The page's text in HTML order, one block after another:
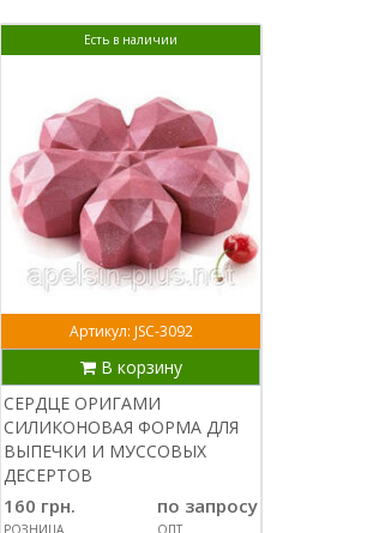
Есть в наличии
Артикул: JSC-3092
В корзину
СЕРДЦЕ ОРИГАМИ
СИЛИКОНОВАЯ ФОРМА ДЛЯ
ВЫПЕЧКИ И МУССОВЫХ
ДЕСЕРТОВ
160 грн.
РОЗНИЦА
по запросу
ОПТ